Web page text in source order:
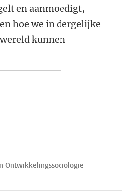
en aanmoedigt,
hoe we in dergelijke
kunnen
WhatsApp
via Mastodon
Ontwikkelingssociologie